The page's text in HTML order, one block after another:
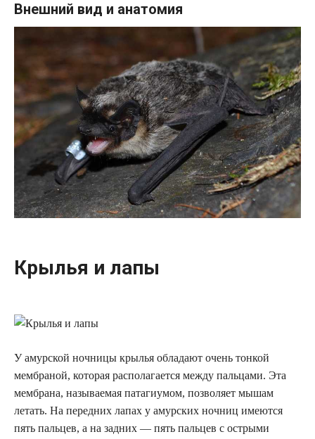
Внешний вид и анатомия
Крылья и лапы
У амурской ночницы крылья обладают очень тонкой
мембраной, которая располагается между пальцами. Эта
мембрана, называемая патагиумом, позволяет мышам
летать. На передних лапах у амурских ночниц имеются
пять пальцев, а на задних — пять пальцев с острыми